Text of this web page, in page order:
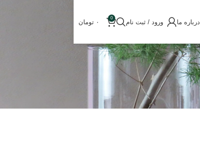
درباره ما ورود / ثبت نام
0
۰ تومان